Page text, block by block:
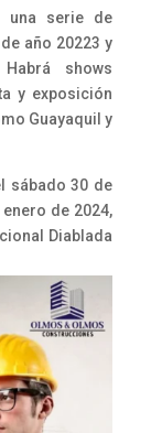
una serie de
año 20223 y
shows
y exposición
Guayaquil y
sábado 30 de
de 2024,
Diablada